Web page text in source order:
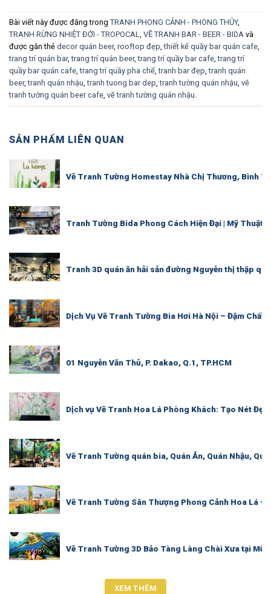
Bài viết này được đăng trong TRANH PHONG CẢNH - PHONG THỦY,
TRANH RỪNG NHIỆT ĐỚI - TROPOCAL
VẼ TRANH BAR - BEER - BIDA và
được gắn thẻ decor quán beer, rooftop đẹp ,thiết kế quầy bar quán cafe
trang trí quán bar,trang trí quán beer,trang trí quầy bar cafe ,trang trí
quầy bar quán cafe ,trang trí quầy pha chế,tranh bar đẹp ,tranh quán
beer,tranh quán nhậu ,tranh tuong bar dep ,tranh tường quán nhậu vẽ
tranh tường quán beer cafe vẽ tranh tường quán nhậu
SẢN PHẨM LIÊN QUAN
Vẽ Tranh Tường Homestay Nhà Chị Thương, Bình
Tranh Tường Bida Phong Cách Hiện Đại | Mỹ Thuật
Tranh 3D quán ăn hải sản đường Nguyễn thị thập
Dịch Vụ Vẽ Tranh Tường Bia Hơi Hà Nội – Đậm Chất
01 Nguyễn Văn Thủ, P. Dakao, Q.1, TP.HCM
Dịch vụ Vẽ Tranh Hoa Lá Phòng Khách: Tạo Nét
Vẽ Tranh Tường quán bia, Quán Ăn, Quán Nhậu,
Vẽ Tranh Tường Sân Thượng Phong Cảnh Hoa Lá –
Vẽ Tranh Tường 3D Bảo Tàng Làng Chài Xưa tại Mũi
XEM THÊM